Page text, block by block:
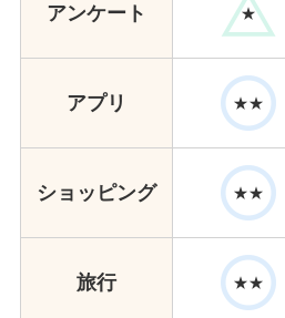
アンケート ★
アプリ ★★
ショッピング ★★
旅行 ★★